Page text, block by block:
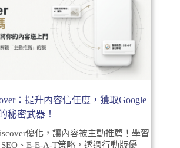
：提升內容信任度，獲取Google
秘密武器！
優化，讓內容被主動推薦！學習
SEO、E-E-A-T策略，透過行動版優